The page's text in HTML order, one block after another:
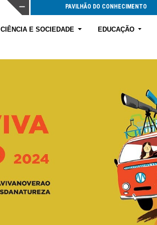
PAVILHÃO DO CONHECIMENTO
CIÊNCIA E SOCIEDADE EDUCAÇÃO